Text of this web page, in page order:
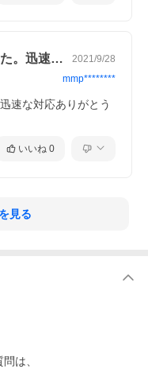
昨日商品を受け取り確認しました。迅速な… 2021/9/28
mmp********
速な対応ありがとう
いいね 0
見る
は、